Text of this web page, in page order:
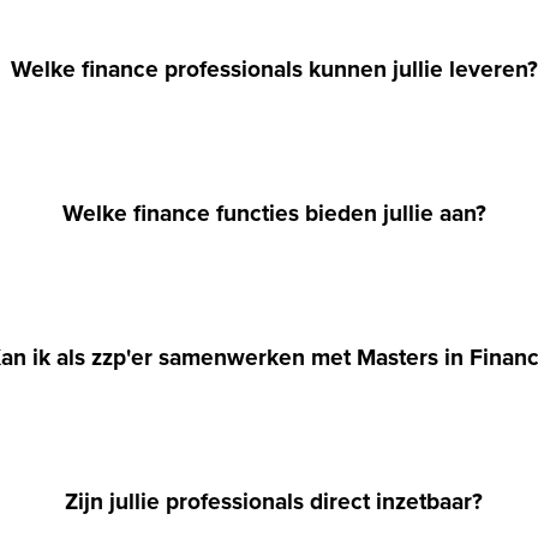
Welke finance professionals kunnen jullie leveren?
Welke finance functies bieden jullie aan?
ik als zzp'er samenwerken met Masters in
Zijn jullie professionals direct inzetbaar?